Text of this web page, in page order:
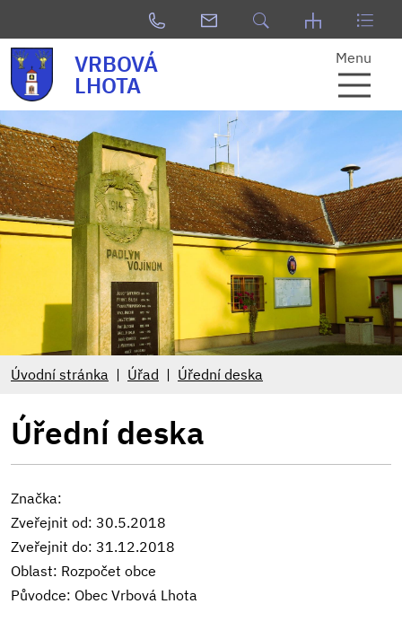
VRBOVÁ
LHOTA
Menu
Úvodní stránka Úřad Úřední deska
Úřední deska
Značka:
Zveřejnit od: 30.5.2018
Zveřejnit do: 31.12.2018
Oblast: Rozpočet obce
Původce: Obec Vrbová Lhota